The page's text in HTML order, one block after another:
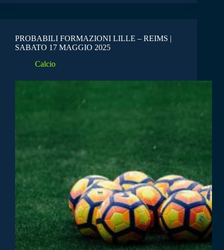
PROBABILI FORMAZIONI LILLE – REIMS |
SABATO 17 MAGGIO 2025
Calcio